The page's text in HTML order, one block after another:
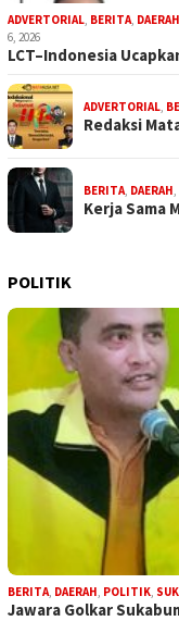
ADVERTORIAL BERITA DAERAH
6, 2026
LCT–Indonesia
ADVERTORIAL
Redaksi
BERITA DAERAH
Kerja Sama
POLITIK
BERITA DAERAH POLITIK
Jawara Golkar